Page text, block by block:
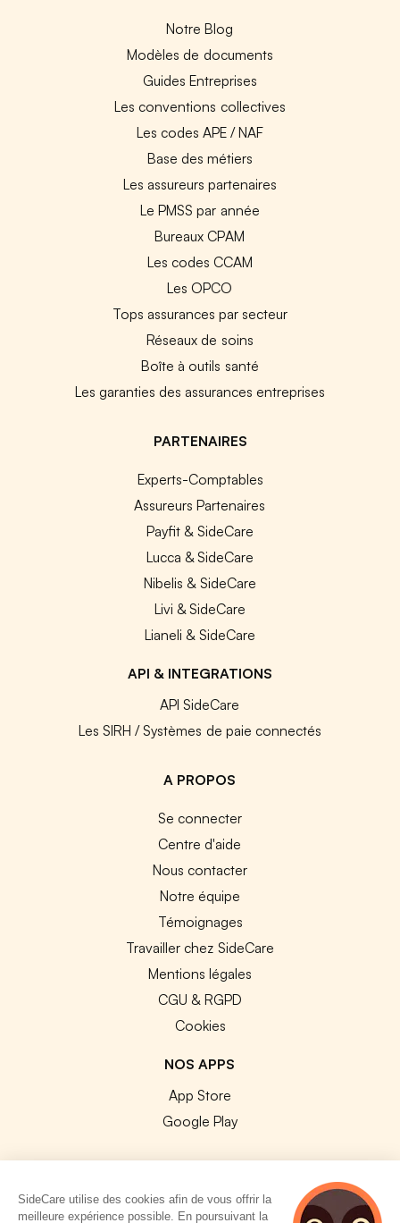
Notre Blog
Modèles de documents
Guides Entreprises
Les conventions collectives
Les codes APE / NAF
Base des métiers
Les assureurs partenaires
Le PMSS par année
Bureaux CPAM
Les codes CCAM
Les OPCO
Tops assurances par secteur
Réseaux de soins
Boîte à outils santé
Les garanties des assurances entreprises
PARTENAIRES
Experts-Comptables
Assureurs Partenaires
Payfit & SideCare
Lucca & SideCare
Nibelis & SideCare
Livi & SideCare
Lianeli & SideCare
API & INTEGRATIONS
API SideCare
Les SIRH / Systèmes de paie connectés
A PROPOS
Se connecter
Centre d'aide
Nous contacter
Notre équipe
Témoignages
Travailler chez SideCare
Mentions légales
CGU & RGPD
Cookies
NOS APPS
App Store
Google Play
SideCare utilise des cookies afin de vous offrir la
meilleure expérience possible. En poursuivant la